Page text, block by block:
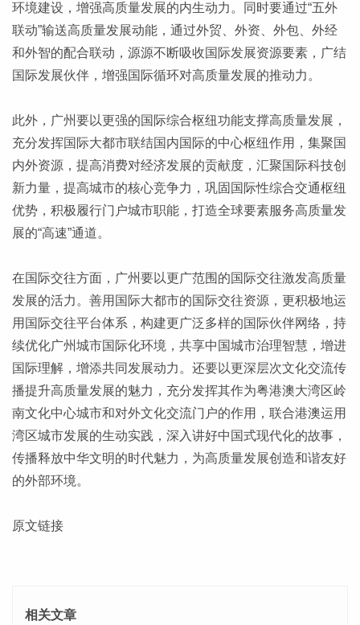
环境建设，增强高质量发展的内生动力。同时要通过“五外
联动”输送高质量发展动能，通过外贸、外资、外包、外经
和外智的配合联动，源源不断吸收国际发展资源要素，广结
国际发展伙伴，增强国际循环对高质量发展的推动力。
此外，广州要以更强的国际综合枢纽功能支撑高质量发展，
充分发挥国际大都市联结国内国际的中心枢纽作用，集聚国
内外资源，提高消费对经济发展的贡献度，汇聚国际科技创
新力量，提高城市的核心竞争力，巩固国际性综合交通枢纽
优势，积极履行门户城市职能，打造全球要素服务高质量发
展的“高速”通道。
在国际交往方面，广州要以更广范围的国际交往激发高质量
发展的活力。善用国际大都市的国际交往资源，更积极地运
用国际交往平台体系，构建更广泛多样的国际伙伴网络，持
续优化广州城市国际化环境，共享中国城市治理智慧，增进
国际理解，增添共同发展动力。还要以更深层次文化交流传
播提升高质量发展的魅力，充分发挥其作为粤港澳大湾区岭
南文化中心城市和对外文化交流门户的作用，联合港澳运用
湾区城市发展的生动实践，深入讲好中国式现代化的故事，
传播释放中华文明的时代魅力，为高质量发展创造和谐友好
的外部环境。
原文链接
相关文章